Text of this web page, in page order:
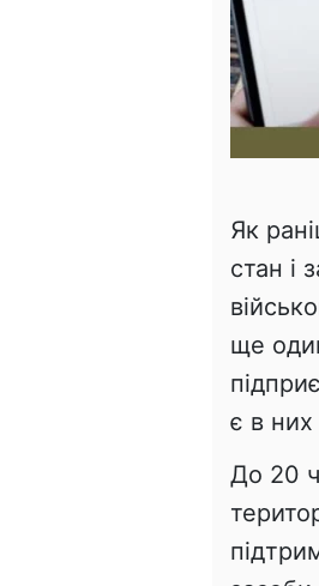
Як
стан і
ще
є в них
До 20